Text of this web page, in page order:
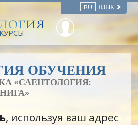
RU ЯЗЫК
ОБУЧЕНИЯ
«САЕНТОЛОГИЯ:
, используя ваш адрес